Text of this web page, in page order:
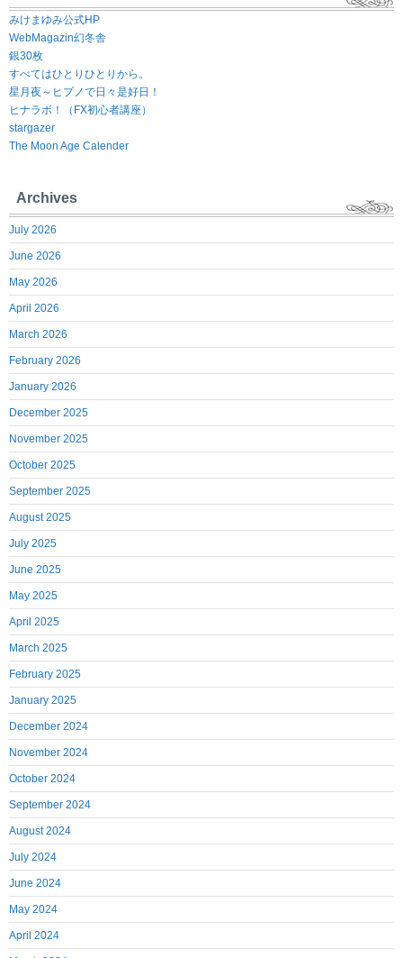
みけまゆみ公式HP
WebMagazin幻冬舎
銀30枚
すべてはひとりひとりから。
星月夜～ヒプノで日々是好日！
ヒナラボ！（FX初心者講座）
stargazer
The Moon Age Calender
Archives
July 2026
June 2026
May 2026
April 2026
March 2026
February 2026
January 2026
December 2025
November 2025
October 2025
September 2025
August 2025
July 2025
June 2025
May 2025
April 2025
March 2025
February 2025
January 2025
December 2024
November 2024
October 2024
September 2024
August 2024
July 2024
June 2024
May 2024
April 2024